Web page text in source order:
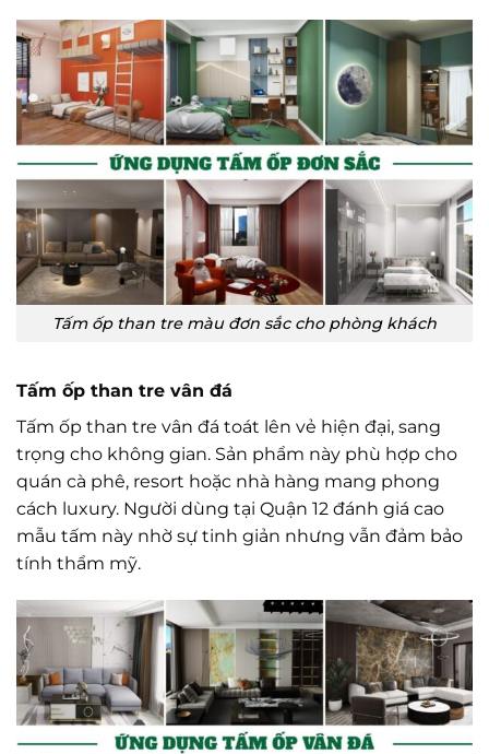
Tấm ốp than tre màu đơn sắc cho phòng khách
Tấm ốp than tre vân đá
Tấm ốp than tre vân đá toát lên vẻ hiện đại, sang
trọng cho không gian. Sản phẩm này phù hợp cho
quán cà phê, resort hoặc nhà hàng mang phong
cách luxury. Người dùng tại Quận 12 đánh giá cao
mẫu tấm này nhờ sự tinh giản nhưng vẫn đảm bảo
tính thẩm mỹ.